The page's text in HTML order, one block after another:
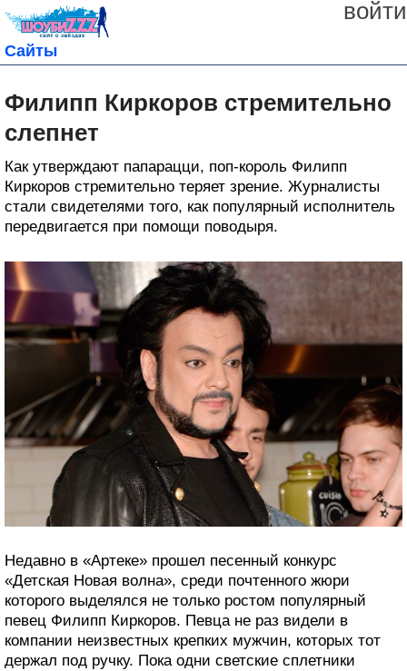
войти
Сайты
Филипп Киркоров стремительно
слепнет
Как утверждают папарацци, поп-король Филипп
Киркоров стремительно теряет зрение. Журналисты
стали свидетелями того, как популярный исполнитель
передвигается при помощи поводыря.
Недавно в «Артеке» прошел песенный конкурс
«Детская Новая волна», среди почтенного жюри
которого выделялся не только ростом популярный
певец Филипп Киркоров. Певца не раз видели в
компании неизвестных крепких мужчин, которых тот
держал под ручку. Пока одни светские сплетники